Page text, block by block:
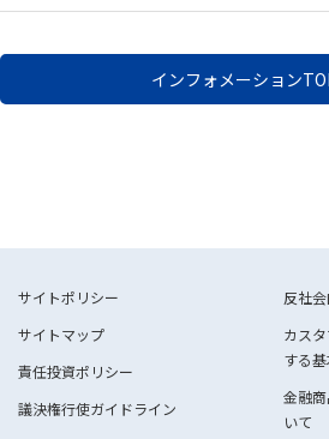
インフォメーション
サイトポリシー
サイトマップ
責任投資ポリシー
議決権行使ガイドライン
反社
カス
する
金融
いて